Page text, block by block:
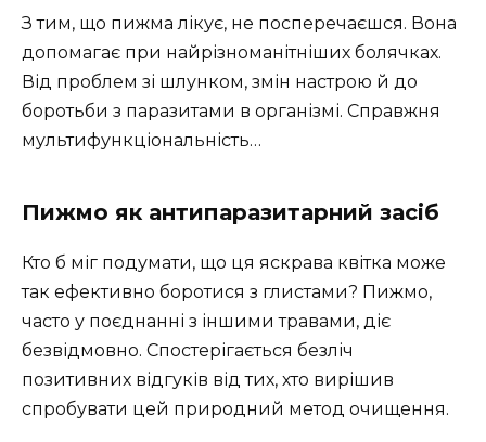
З тим, що пижма лікує, не посперечаєшся. Вона
допомагає при найрізноманітніших болячках.
Від проблем зі шлунком, змін настрою й до
боротьби з паразитами в організмі. Справжня
мультифункціональність…
Пижмо як антипаразитарний засіб
Кто б міг подумати, що ця яскрава квітка може
так ефективно боротися з глистами? Пижмо,
часто у поєднанні з іншими травами, діє
безвідмовно. Спостерігається безліч
позитивних відгуків від тих, хто вирішив
спробувати цей природний метод очищення.